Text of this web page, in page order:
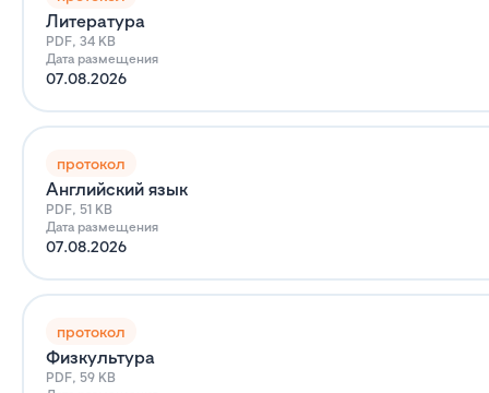
Литература
PDF, 34 KB
Дата размещения
07.08.2026
протокол
Английский язык
PDF, 51 KB
Дата размещения
07.08.2026
протокол
Физкультура
PDF, 59 KB